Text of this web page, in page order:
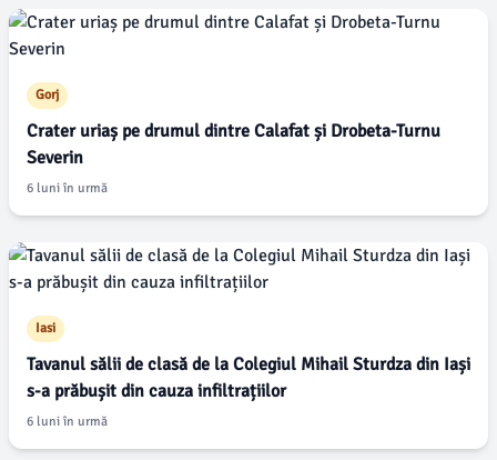
Gorj
Crater uriaș pe drumul dintre Calafat și Drobeta-Turnu
Severin
6 luni în urmă
Iasi
Tavanul sălii de clasă de la Colegiul Mihail Sturdza din Iași
s-a prăbușit din cauza infiltrațiilor
6 luni în urmă